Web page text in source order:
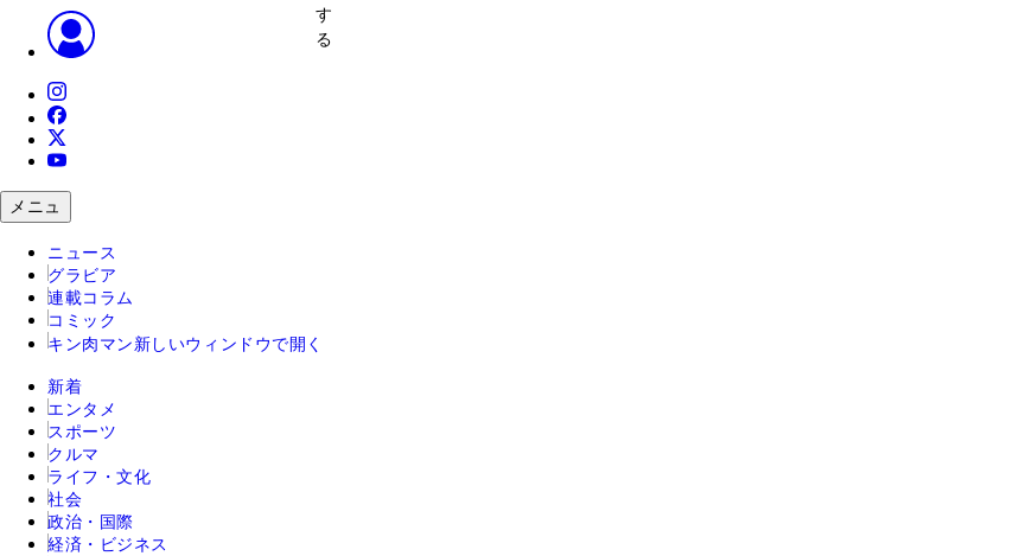
す
る
メニュ
ニュース
グラビア
連載コラム
コミック
キン肉マン 新しいウィンドウで開く
新着
エンタメ
スポーツ
クルマ
ライフ・文化
社会
政治・国際
経済・ビジネス